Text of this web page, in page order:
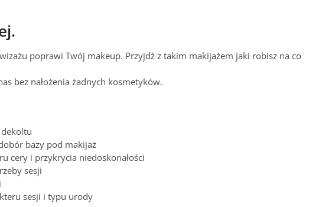
poprawi Twój makeup. Przyjdź z takim makijażem jaki robisz na co
bez nałożenia żadnych kosmetyków.
bazy pod makijaż
cery i przykrycia niedoskonałości
sesji
sesji i typu urody